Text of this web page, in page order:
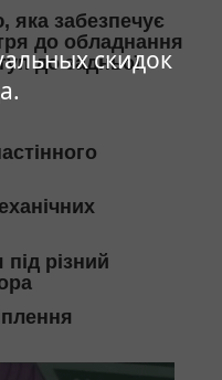
скидок
яка забезпечує
до обладнання
до задньої
різний